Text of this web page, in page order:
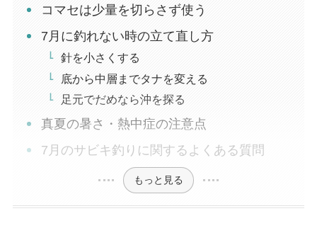
コマセは少量を切らさず使う
7月に釣れない時の立て直し方
針を小さくする
底から中層までタナを変える
足元でだめなら沖を探る
真夏の暑さ・熱中症の注意点
7月のサビキ釣りに関するよくある質問
もっと見る